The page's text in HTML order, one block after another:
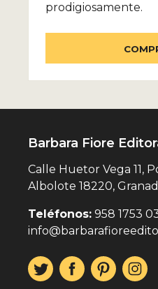
prodigiosamente.
Barbara Fiore
Calle Huetor Vega 11,
Albolote 18220,
Teléfonos: 958 1753